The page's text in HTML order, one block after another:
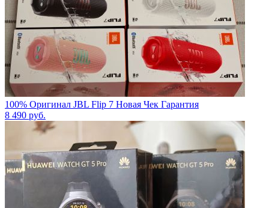
100% Оригинал JBL Flip 7 Новая Чек Гарантия
8 490 руб.